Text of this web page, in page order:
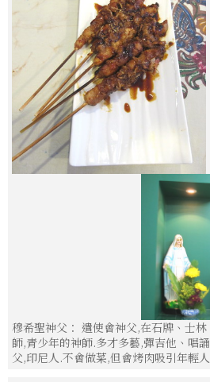
穆希聖神父： 遣使會神父,在石牌、士
師,青少年的神師.多才多藝,彈吉他、唱
父,印尼人.不會做菜,但會烤肉吸引年輕